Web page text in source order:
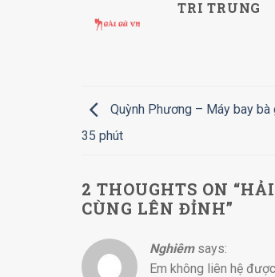
TRI TRUNG
Quỳnh Phương – Máy bay
35 phút
2 THOUGHTS ON “
CÙNG LÊN ĐỈNH”
Nghiêm says:
Em không liên hệ được